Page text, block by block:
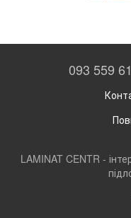
093 559
LAMINAT CENTR -